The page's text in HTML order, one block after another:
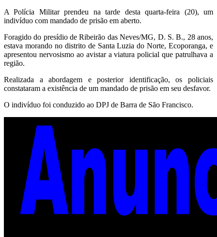
A Polícia Militar prendeu na tarde desta quarta-feira (20), um
indivíduo com mandado de prisão em aberto.
Foragido do presídio de Ribeirão das Neves/MG, D. S. B., 28 anos,
estava morando no distrito de Santa Luzia do Norte, Ecoporanga, e
apresentou nervosismo ao avistar a viatura policial que patrulhava a
região.
Realizada a abordagem e posterior identificação, os policiais
constataram a existência de um mandado de prisão em seu desfavor.
O indivíduo foi conduzido ao DPJ de Barra de São Francisco.